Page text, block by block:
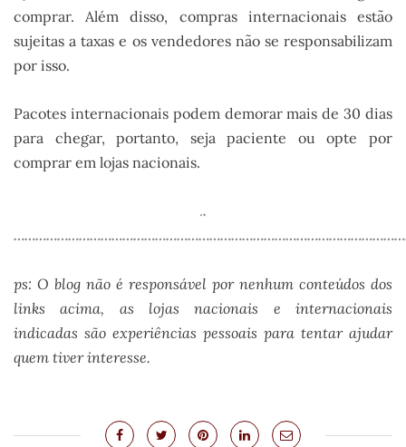
comprar. Além disso, compras internacionais estão
sujeitas a taxas e os vendedores não se responsabilizam
por isso.
Pacotes internacionais podem demorar mais de 30 dias
para chegar, portanto, seja paciente ou opte por
comprar em lojas nacionais.
..
ps: O blog não é responsável por nenhum conteúdos dos
links acima, as lojas nacionais e internacionais
indicadas são experiências pessoais para tentar ajudar
quem tiver interesse.